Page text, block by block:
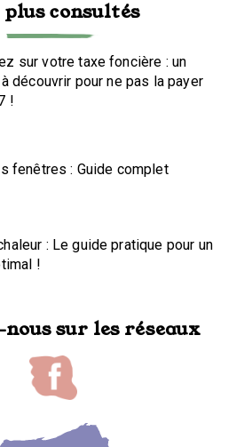
plus consultés
sur votre taxe foncière : un
découvrir pour ne pas la payer
!
fenêtres : Guide complet
: Le guide pratique pour un
!
nous sur les réseaux